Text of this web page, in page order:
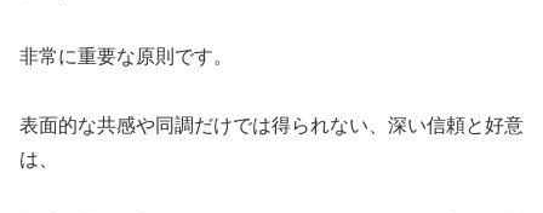
非常に重要な原則です。
表面的な共感や同調だけでは得られない、深い信頼と好意
は、